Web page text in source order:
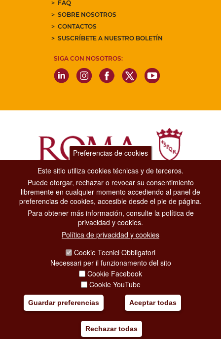
FAQ
SOBRE NOSOTROS
CONTACTOS
SUSCRÍBETE A NUESTRO BOLETÍN
SIGA CON NOSOTROS:
Dipartimento Grandi Eventi, Sport, Turismo e Moda.
Via di San Basilio, 51
00187 Roma
CONTACT CENTER TEL. 06 06 08
CONTATTA LA REDAZIONE
SOCIAL MEDIA POLICY
COPYRIGHT
Preferencias de cookies
Este sitio utiliza cookies técnicas y de terceros.
Puede otorgar, rechazar o revocar su consentimiento
libremente en cualquier momento accediendo al panel de
preferencias de cookies, accesible desde el pie de página.
Para obtener más información, consulte la política de
privacidad y cookies.
Política de privacidad y cookies
Cookie Tecnici Obbligatori
Necessari per il funzionamento del sito
Cookie Facebook
Cookie YouTube
Guardar preferencias Aceptar todas
Rechazar todas